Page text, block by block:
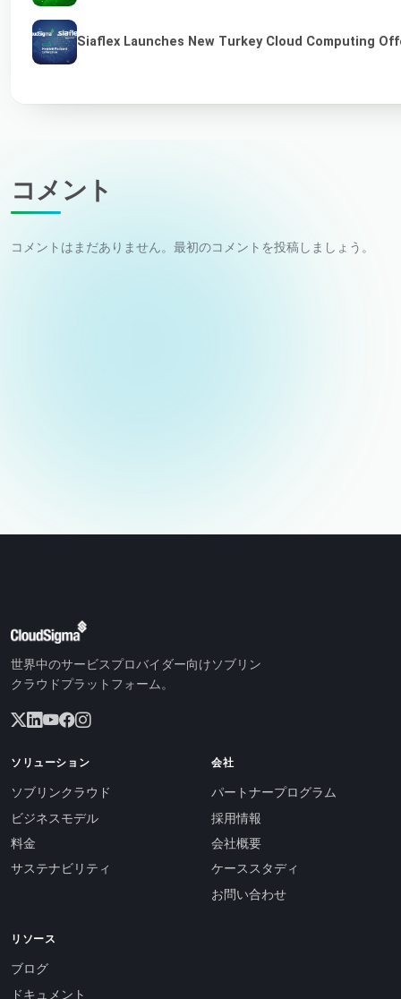
Siaflex Launches New Turkey Cloud Computing
コメント
コメントはまだありません。最初のコメントを投稿しましょう。
世界中のサービスプロバイダー向けソブリン
クラウドプラットフォーム。
ソリューション
ソブリンクラウド
ビジネスモデル
料金
サステナビリティ
会社
パートナープログラム
採用情報
会社概要
ケーススタディ
お問い合わせ
リソース
ブログ
ドキュメント